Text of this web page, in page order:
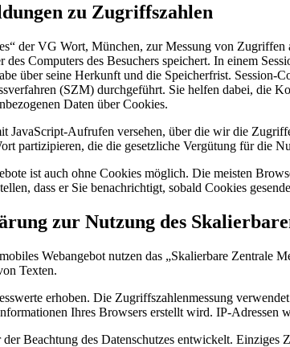
zu Zugriffszahlen
der VG Wort, München, zur Messung von
des Computers des Besuchers speichert. In einem
über seine Herkunft und die Speicherfrist. Session-
(SZM) durchgeführt. Sie helfen dabei, die
Daten über Cookies.
JavaScript-Aufrufen versehen, über die wir die
partizipieren, die die gesetzliche Vergütung für die
ist auch ohne Cookies möglich. Die meisten
dass er Sie benachrichtigt, sobald Cookies
zur Nutzung des
Webangebot nutzen das „Skalierbare
Texten.
erhoben. Die Zugriffszahlenmessung
Ihres Browsers erstellt wird. IP-Adressen
Beachtung des Datenschutzes entwickelt.